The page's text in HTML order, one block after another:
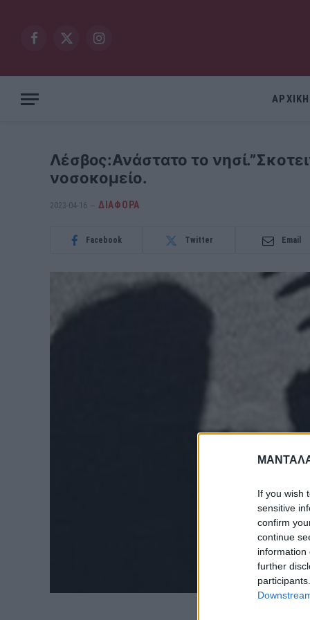
If you wish
sensitive
confirm
continue
information
further
Facebook
X
Instagram
ΑΡΧΙΚΗ
Λέσβος:Ανάστατο το
νοσοκομείο.
2023-04-16 ΔΙΆΦΟΡΑ
Facebook Twitter Email